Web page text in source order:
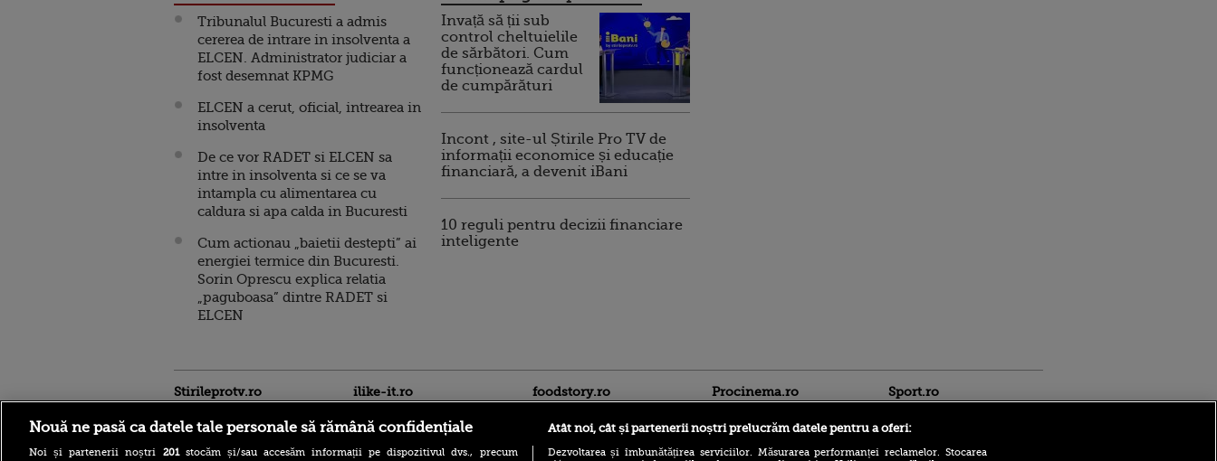
Tribunalul Bucuresti a admis
cererea de intrare in insolventa a
ELCEN. Administrator judiciar a
fost desemnat KPMG
ELCEN a cerut, oficial, intrearea in
insolventa
De ce vor RADET si ELCEN sa
intre in insolventa si ce se va
intampla cu alimentarea cu
caldura si apa calda in Bucuresti
Cum actionau „baietii destepti” ai
energiei termice din Bucuresti.
Sorin Oprescu explica relatia
„paguboasa” dintre RADET si
ELCEN
Invață să ții sub
control cheltuielile
de sărbători. Cum
funcționează cardul
de cumpărături
Incont , site-ul Știrile Pro TV de
informații economice și educație
financiară, a devenit iBani
10 reguli pentru decizii financiare
inteligente
Stirileprotv.ro ilike-it.ro foodstory.ro Procinema.ro Sport.ro
Nouă ne pasă ca datele tale personale să rămână confidențiale
Noi și partenerii noștri 201stocăm și/sau accesăm informații pe dispozitivul dvs., precum
Atât noi, cât și partenerii noștri prelucrăm datele pentru a oferi:
Dezvoltarea și îmbunătățirea serviciilor. Măsurarea performanței reclamelor. Stocarea